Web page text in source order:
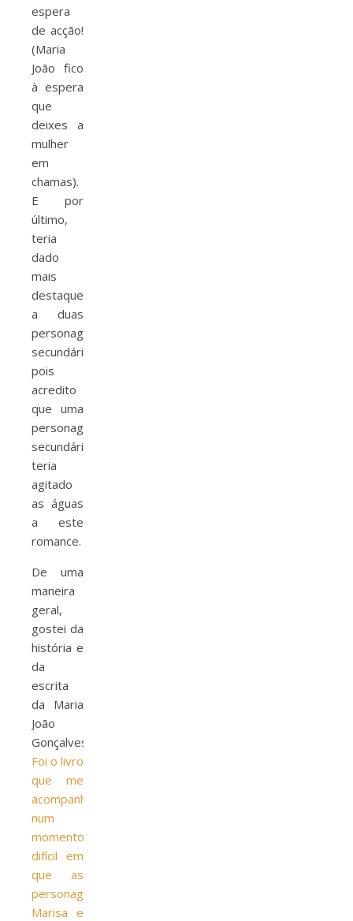
espera
de acção!
(Maria
João fico
à espera
que
deixes a
mulher
em
chamas).
E por
último,
teria
dado
mais
destaque
a duas
personagens
secundárias,
pois
acredito
que uma
personagem
secundária
teria
agitado
as águas
a este
romance.
De uma
maneira
geral,
gostei da
história e
da
escrita
da Maria
João
Gonçalves.
Foi o livro
que me
acompanhou
num
momento
difícil em
que as
personagens
Marisa e